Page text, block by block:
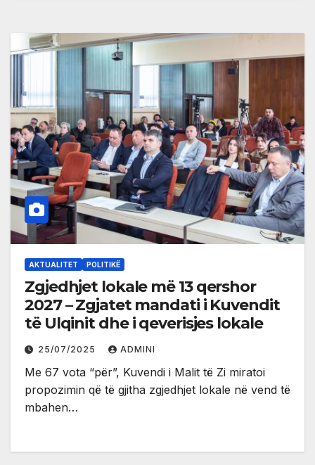
AKTUALITET POLITIKË
Zgjedhjet lokale më 13 qershor
2027 – Zgjatet mandati i Kuvendit
të Ulqinit dhe i qeverisjes lokale
25/07/2025 ADMINI
Me 67 vota “për”, Kuvendi i Malit të Zi miratoi
propozimin që të gjitha zgjedhjet lokale në vend të
mbahen…